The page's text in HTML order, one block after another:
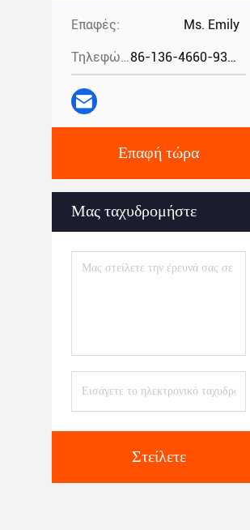
Επαφές: Ms. Emily
Τηλεφώνημα: 86-136-4660-9331
Επαφή τώρα
Μας ταχυδρομήστε
Στείλετε